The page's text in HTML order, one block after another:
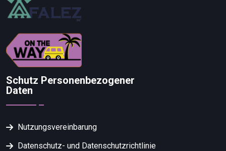
Schutz Personenbezogener
Daten
Nutzungsvereinbarung
Datenschutz- und Datenschutzrichtlinie